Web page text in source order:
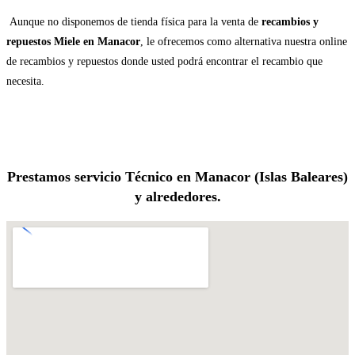
Aunque no disponemos de tienda física para la venta de recambios y
repuestos Miele en Manacor, le ofrecemos como alternativa nuestra online
de recambios y repuestos donde usted podrá encontrar el recambio que
necesita.
Prestamos servicio Técnico en Manacor (Islas Baleares)
y alrededores.